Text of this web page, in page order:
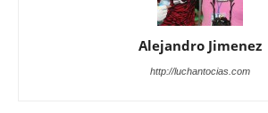
Alejandro Jimenez
http://luchantocias.com